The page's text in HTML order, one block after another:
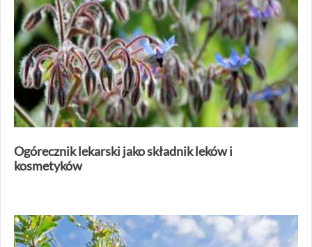
Ogórecznik lekarski jako składnik leków i
kosmetyków